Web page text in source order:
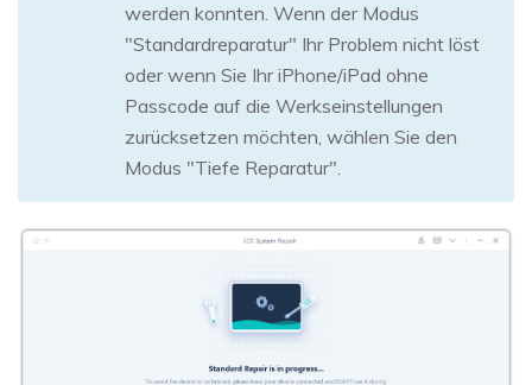
werden konnten. Wenn der Modus
"Standardreparatur" Ihr Problem nicht löst
oder wenn Sie Ihr iPhone/iPad ohne
Passcode auf die Werkseinstellungen
zurücksetzen möchten, wählen Sie den
Modus "Tiefe Reparatur".